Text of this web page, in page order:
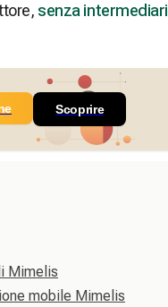
senza intermediari
Scoprire
Mimelis
mobile Mimelis